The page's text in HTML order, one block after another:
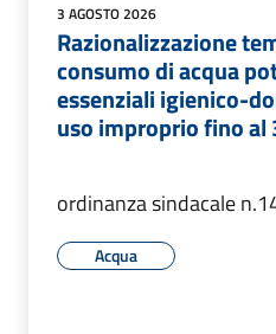
3 AGOSTO 2026
Razionalizzazione
consumo di acqua
essenziali igienico-
uso improprio fino al
ordinanza sindacale
Acqua